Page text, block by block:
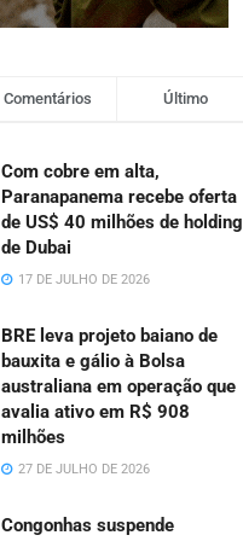
Comentários Último
Com cobre em alta,
Paranapanema recebe oferta
de US$ 40 milhões de holding
de Dubai
17 DE JULHO DE 2026
BRE leva projeto baiano de
bauxita e gálio à Bolsa
australiana em operação que
avalia ativo em R$ 908
milhões
27 DE JULHO DE 2026
Congonhas suspende